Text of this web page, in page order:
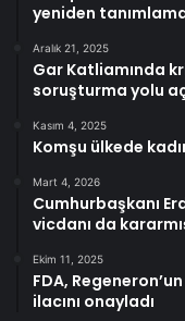
yeniden
Aralık 21, 2025
Gar Katliamında
soruşturma yolu
Kasım 4, 2025
Komşu ülkede
Mart 4, 2026
Cumhurbaşkanı
vicdanı da
Ekim 11, 2025
FDA,
ilacını onayladı